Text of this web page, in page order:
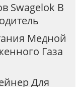
Swagelok В
Медной
Газа
Для